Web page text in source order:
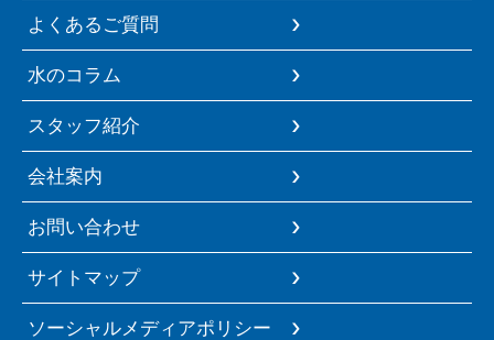
よくあるご質問
水のコラム
スタッフ紹介
会社案内
お問い合わせ
サイトマップ
ソーシャルメディアポリシー